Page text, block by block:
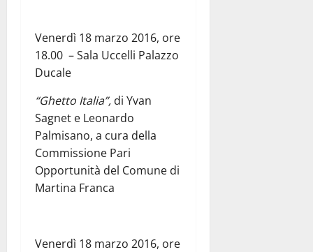
Venerdì 18 marzo 2016, ore
18.00 – Sala Uccelli Palazzo
Ducale
“Ghetto Italia”, di Yvan
Sagnet e Leonardo
Palmisano, a cura della
Commissione Pari
Opportunità del Comune di
Martina Franca
Venerdì 18 marzo 2016, ore